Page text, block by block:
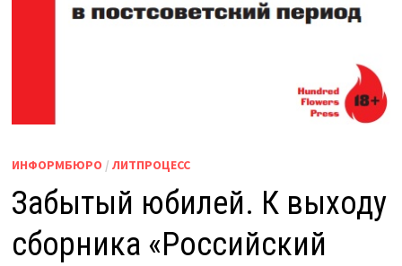
ИНФОРМБЮРО / ЛИТПРОЦЕСС
Забытый юбилей. К выходу
сборника «Российский